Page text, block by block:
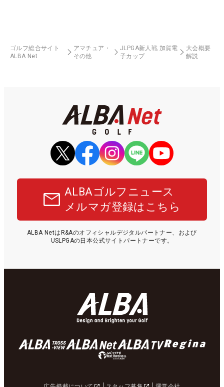
ゴルフ総合サイト
ALBA Net
アマチュア・
その他
JLPGA新人戦 加賀電
子カップ
大会概要
解説
ALBAゴルフニュース
メルマガ登録はこちら
ALBA NetはR&Aのオフィシャルデジタルパートナー、および
USLPGAの日本公式サイトパートナーです。